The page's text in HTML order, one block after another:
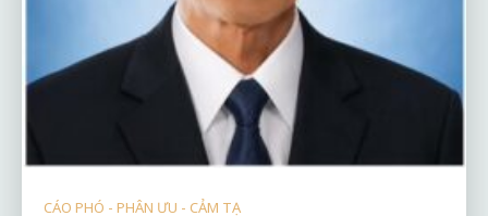
CÁO PHÓ - PHÂN ƯU - CẢM TẠ